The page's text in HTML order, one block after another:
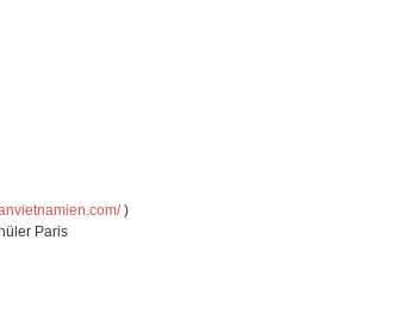
)
Paris